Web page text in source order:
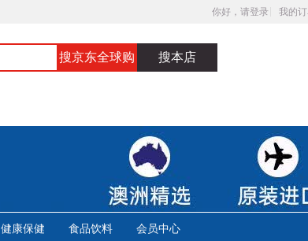
你好，请登录 我的
搜京东全球购 搜本店
健康保健 食品饮料 会员中心